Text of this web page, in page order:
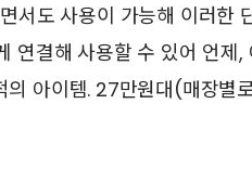
서도 사용이 가능해 이러한
연결해 사용할 수 있어 언제
의 아이템. 27만원대(매장별